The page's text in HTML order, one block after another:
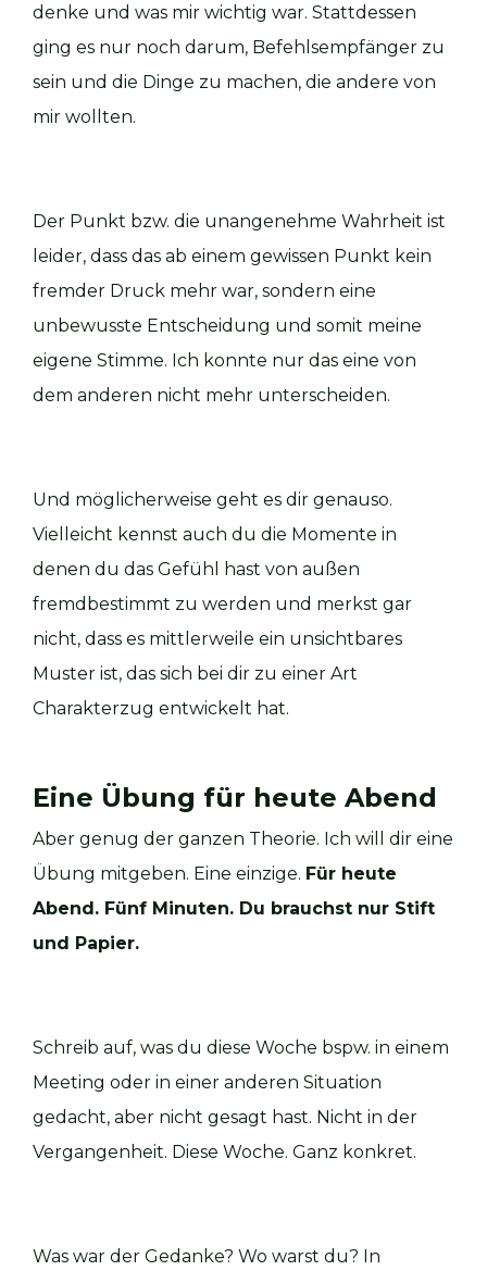
denke und was mir wichtig war. Stattdessen
ging es nur noch darum, Befehlsempfänger zu
sein und die Dinge zu machen, die andere von
mir wollten.
Der Punkt bzw. die unangenehme Wahrheit ist
leider, dass das ab einem gewissen Punkt kein
fremder Druck mehr war, sondern eine
unbewusste Entscheidung und somit meine
eigene Stimme. Ich konnte nur das eine von
dem anderen nicht mehr unterscheiden.
Und möglicherweise geht es dir genauso.
Vielleicht kennst auch du die Momente in
denen du das Gefühl hast von außen
fremdbestimmt zu werden und merkst gar
nicht, dass es mittlerweile ein unsichtbares
Muster ist, das sich bei dir zu einer Art
Charakterzug entwickelt hat.
Eine Übung für heute Abend
Aber genug der ganzen Theorie. Ich will dir eine
Übung mitgeben. Eine einzige. Für heute
Abend. Fünf Minuten. Du brauchst nur Stift
und Papier.
Schreib auf, was du diese Woche bspw. in einem
Meeting oder in einer anderen Situation
gedacht, aber nicht gesagt hast. Nicht in der
Vergangenheit. Diese Woche. Ganz konkret.
Was war der Gedanke? Wo warst du? In